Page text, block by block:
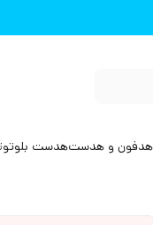
هدفون و هدستهدست